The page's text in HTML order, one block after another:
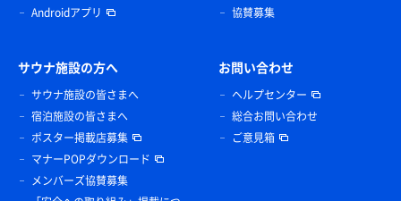
Androidアプリ
協賛募集
サウナ施設の方へ
サウナ施設の皆さまへ
宿泊施設の皆さまへ
ポスター掲載店募集
マナーPOPダウンロード
メンバーズ協賛募集
お問い合わせ
ヘルプセンター
総合お問い合わせ
ご意見箱